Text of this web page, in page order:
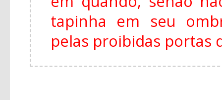
tapinha em seu
pelas proibidas portas